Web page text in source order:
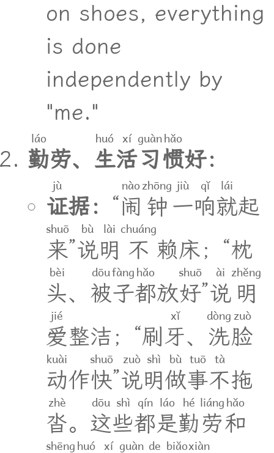
on shoes, everything
is done
independently by
"me."
勤
láo
劳、 生
huó
活
xí
习
guàn
惯
hǎo
好：
证
jù
据： “闹
nào
钟
zhōng
一
jiù
响
qǐ
就
lái
起
来
shuō
”说
bù
明
lài
不
chuáng
赖床； “枕
头
bèi
、 被
dōu
子
fàng
都
hǎo
放好
shuō
”说
ài
明
zhěng
爱
jié
整洁； “刷 牙
xǐ
、 洗
dòng
脸
zuò
动
kuài
作快
shuō
”说
zuò
明
shì
做
bù
事
tuō
不
tà
拖
沓
zhè
。 这
dōu
些
shì
都
qín
是
láo
勤
hé
劳
liáng
和
hǎo
shēnghuó xí guàn de biǎoxiàn